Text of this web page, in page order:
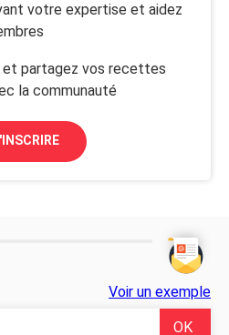
votre expertise et aidez
et partagez vos recettes
la communauté
Voir un exemple